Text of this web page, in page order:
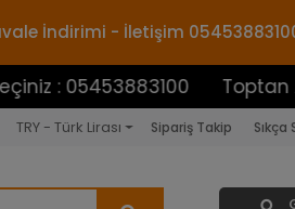
İndirimi - İletişim
Toptan Alımlar
TRY - Türk Lirası Sipariş Takip